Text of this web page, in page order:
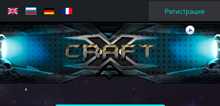
Регистрация